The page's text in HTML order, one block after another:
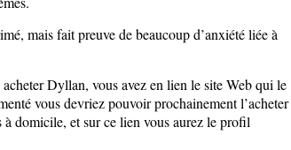
mais fait preuve de beaucoup d’anxiété liée à
Dyllan, vous avez en lien le site Web qui le
vous devriez pouvoir prochainement l’acheter
domicile, et sur ce lien vous aurez le profil